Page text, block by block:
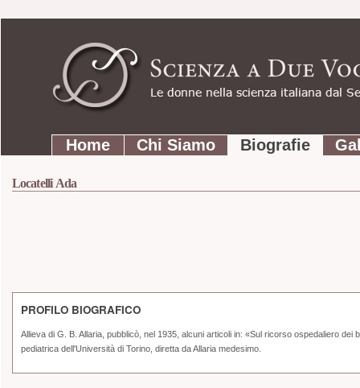
contenuti.
Strumenti
personali
SezioniHome Chi Siamo Biografie
Locatelli Ada
PROFILO BIOGRAFICO
Allieva di G. B. Allaria, pubblicò, nel 1935, alcuni articoli in: «Sul ricorso ospedaliero
pediatrica dell'Università di Torino, diretta da Allaria medesimo.